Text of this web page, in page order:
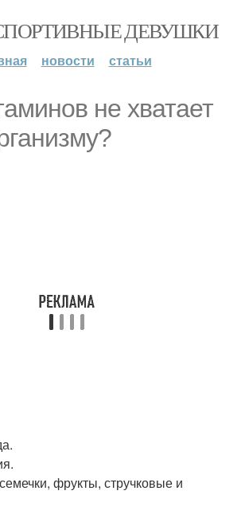
СПОРТИВНЫЕ ДЕВУШКИ
новости статьи
не хватает
фрукты, стручковые и